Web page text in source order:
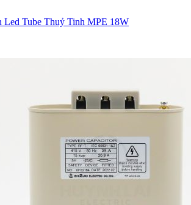
Led Tube Thuỷ Tinh MPE 18W